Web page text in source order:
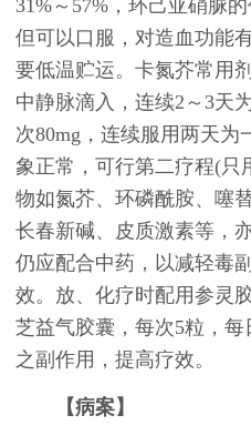
31%～57%，环己亚硝脲
但可以口服，对造血功能
要低温贮运。卡氮芥常用
中静脉滴入，连续2～3天
次80mg，连续服用两天为
象正常，可行第二疗程(只
物如氮芥、环磷酰胺、噻
长春新碱、皮质激素等，
仍应配合中药，以减轻毒
效。放、化疗时配用参灵
芝益气胶囊，每次5粒，
之副作用，提高疗效。
【病案】